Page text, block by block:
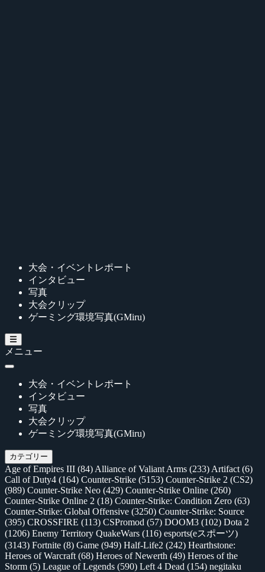
大会・イベントレポート
インタビュー
写真
大会クリップ
ゲーミング環境写真(GMiru)
メニュー
大会・イベントレポート
インタビュー
写真
大会クリップ
ゲーミング環境写真(GMiru)
カテゴリー
Age of Empires III (84) Alliance of Valiant Arms (233) Artifact (6)
Call of Duty4 (164) Counter-Strike (5153) Counter-Strike 2 (CS2)
(989) Counter-Strike Neo (429) Counter-Strike Online (260)
Counter-Strike Online 2 (18) Counter-Strike: Condition Zero (63)
Counter-Strike: Global Offensive (3250) Counter-Strike: Source
(395) CROSSFIRE (113) CSPromod (57) DOOM3 (102) Dota 2
(1206) Enemy Territory QuakeWars (116) esports(eスポーツ)
(3143) Fortnite (8) Game (949) Half-Life2 (242) Hearthstone:
Heroes of Warcraft (68) Heroes of Newerth (49) Heroes of the
Storm (5) League of Legends (590) Left 4 Dead (154) negitaku